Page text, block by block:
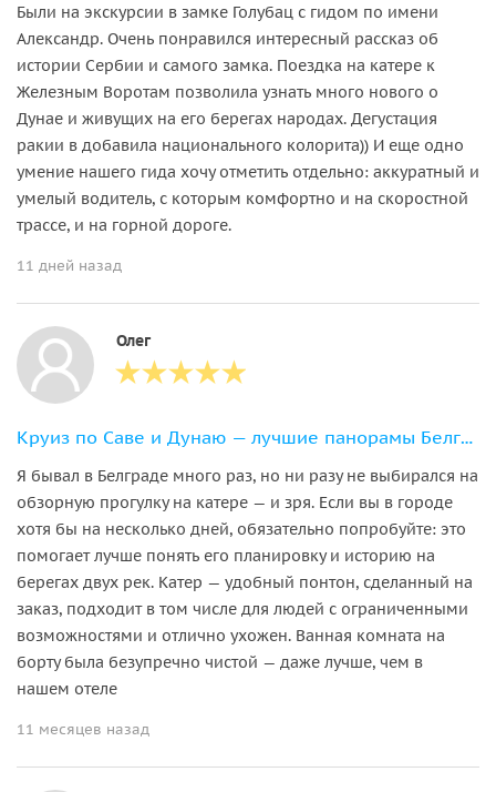
Были на экскурсии в замке Голубац с гидом по имени
Александр. Очень понравился интересный рассказ об
истории Сербии и самого замка. Поездка на катере к
Железным Воротам позволила узнать много нового о
Дунае и живущих на его берегах народах. Дегустация
ракии в добавила национального колорита)) И еще одно
умение нашего гида хочу отметить отдельно: аккуратный и
умелый водитель, с которым комфортно и на скоростной
трассе, и на горной дороге.
11 дней назад
Олег
Круиз по Саве и Дунаю — лучшие панорамы Белграда с воды
Я бывал в Белграде много раз, но ни разу не выбирался на
обзорную прогулку на катере — и зря. Если вы в городе
хотя бы на несколько дней, обязательно попробуйте: это
помогает лучше понять его планировку и историю на
берегах двух рек. Катер — удобный понтон, сделанный на
заказ, подходит в том числе для людей с ограниченными
возможностями и отлично ухожен. Ванная комната на
борту была безупречно чистой — даже лучше, чем в
нашем отеле
11 месяцев назад